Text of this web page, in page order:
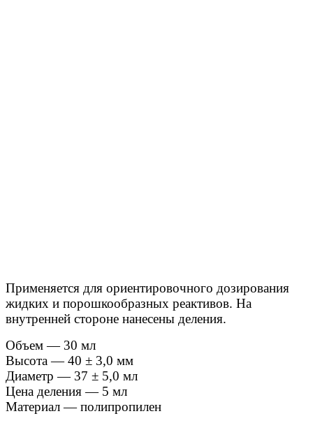
Применяется для ориентировочного дозирования
жидких и порошкообразных реактивов. На
внутренней стороне нанесены деления.
Объем — 30 мл
Высота — 40 ± 3,0 мм
Диаметр — 37 ± 5,0 мл
Цена деления — 5 мл
Материал — полипропилен